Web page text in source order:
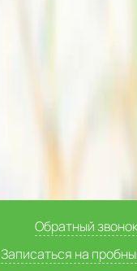
Обратный
Записаться на